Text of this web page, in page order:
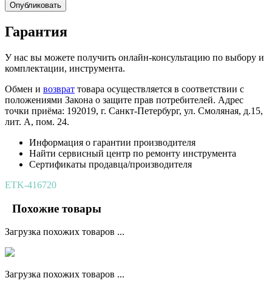
Опубликовать
Гарантия
У нас вы можете получить онлайн-консультацию по выбору и
комплектации, инструмента.
Обмен и возврат товара осуществляется в соответствии с
положениями Закона о защите прав потребителей. Адрес
точки приёма: 192019, г. Санкт-Петербург, ул. Смоляная, д.15,
лит. А, пом. 24.
Информация о гарантии производителя
Найти сервисный центр по ремонту инструмента
Сертификаты продавца/производителя
ETK-416720
Похожие товары
Загрузка похожих товаров ...
Загрузка похожих товаров ...